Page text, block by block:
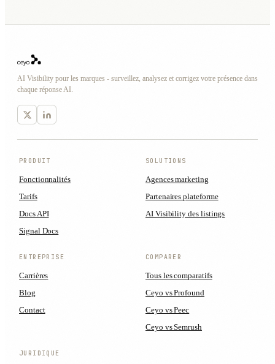
AI Visibility pour les marques - surveillez, analysez et corrigez votre présence dans
chaque réponse AI.
PRODUIT
Fonctionnalités
Tarifs
Docs API
Signal Docs
SOLUTIONS
Agences marketing
Partenaires plateforme
AI Visibility des listings
ENTREPRISE
Carrières
Blog
Contact
COMPARER
Tous les comparatifs
Ceyo vs Profound
Ceyo vs Peec
Ceyo vs Semrush
JURIDIQUE